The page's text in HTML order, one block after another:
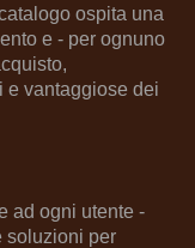
ospita una
e - per ognuno
e vantaggiose dei
ad ogni utente -
soluzioni per